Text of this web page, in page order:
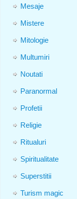
Mesaje
Mistere
Mitologie
Multumiri
Noutati
Paranormal
Profetii
Religie
Ritualuri
Spiritualitate
Superstitii
Turism magic